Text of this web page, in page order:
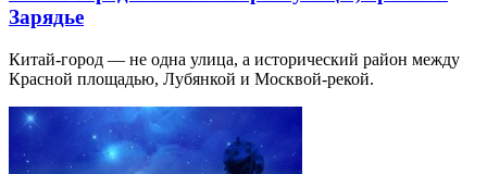
Зарядье
Китай-город — не одна улица, а исторический район между
Красной площадью, Лубянкой и Москвой-рекой.